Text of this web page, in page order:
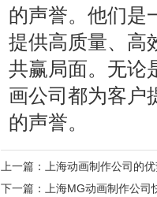
的声誉。他们是
提供高质量、高
共赢局面。无论
画公司都为客户
的声誉。
上一篇：
上海动画制作公司的
下一篇：
上海MG动画制作公